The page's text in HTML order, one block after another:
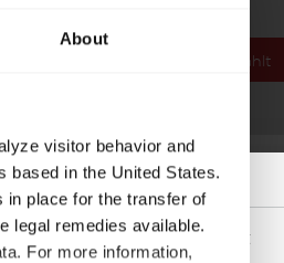
About
visitor behavior and
based in the United States.
in place for the transfer of
legal remedies available.
For more information,
Ausgewählt
Modells aufgelöst